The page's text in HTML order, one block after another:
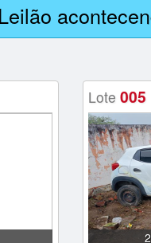
Lote 005